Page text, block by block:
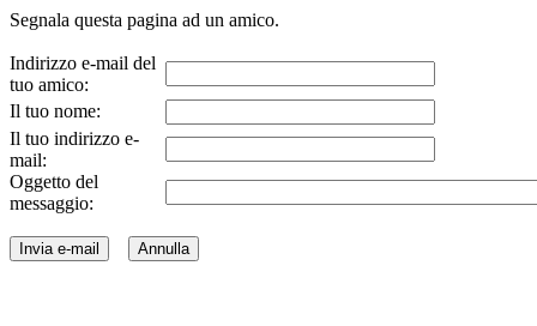
Segnala questa pagina ad un amico.
Indirizzo e-mail del
tuo amico:
Il tuo nome:
Il tuo indirizzo e-
mail:
Oggetto del
messaggio: